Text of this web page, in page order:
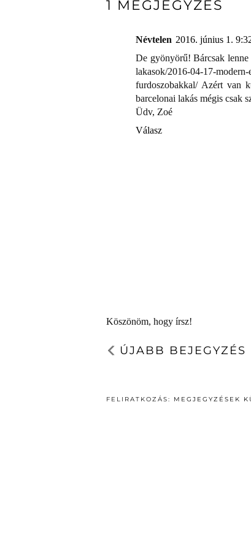
1 MEGJEGYZÉS
Névtelen 2016. június 1.
De gyönyörű! Bárcsak
lakasok/2016-04-17-
furdoszobakkal/ Azért van
barcelonai lakás mégis csak
Üdv, Zoé
Válasz
Köszönöm, hogy írsz!
ÚJABB BEJEGYZÉS
FELIRATKOZÁS: MEGJEGYZÉSEK